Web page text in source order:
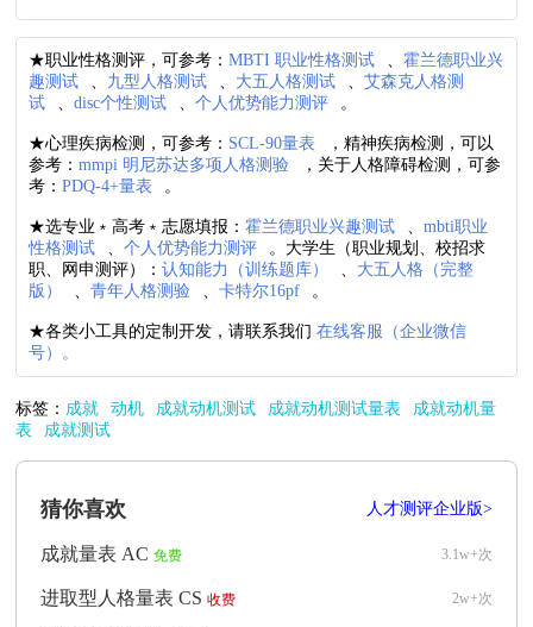
★职业性格测评，可参考：MBTI 职业性格测试 、霍兰德职业兴
趣测试
、 九型人格测试 、 大五人格测试 、艾森克人格测
试
、disc个性测试 、个人优势能力测评 。
★心理疾病检测，可参考： SCL-90量表
，精神疾病检测，可以
参考：mmpi 明尼苏达多项人格测验
，关于人格障碍检测，可参
考：PDQ-4+量表 。
★选专业﹡高考﹡志愿填报：霍兰德职业兴趣测试 、mbti职业
性格测试
、个人优势能力测评
。大学生（职业规划、校招求
职、网申测评）：认知能力（训练题库） 、 大五人格（完整
版）
、青年人格测验 、卡特尔16pf 。
★各类小工具的定制开发，请联系我们在线客服（企业微信
号）。
标签： 成就 动机 成就动机测试 成就动机测试量表
成就动机量
表
成就测试
人才测评企业版>
猜你喜欢
3.1w+次
成就量表 AC 免费
2w+次
进取型人格量表 CS 收费